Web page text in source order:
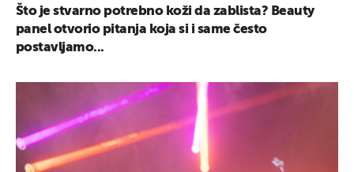
Što je stvarno potrebno koži da zablista? Beauty
panel otvorio pitanja koja si i same često
postavljamo...